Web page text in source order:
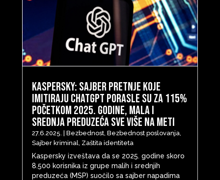
Kaspersky: Sajber pretnje koje
imitiraju ChatGPT porasle su za 115%
početkom 2025. godine, mala i
srednja preduzeća sve više na meti
27.6.2025. Bezbednost, Bezbednost poslovanja
Sajber kriminal Zaštita identiteta
Kaspersky izveštava da se 2025. godine skoro
8.500 korisnika iz grupe malih i srednjih
preduzeća (MSP) suočilo sa sajber napadima